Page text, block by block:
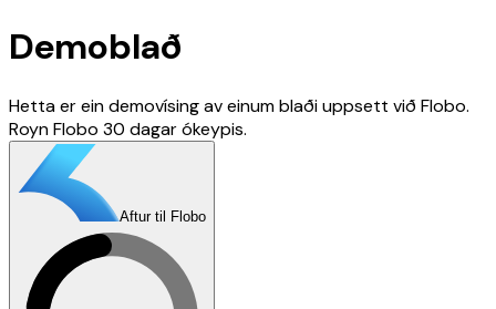
Demoblað
Hetta er ein demovísing av einum blaði uppsett við Flobo.
Royn Flobo 30 dagar ókeypis.
Aftur til Flobo